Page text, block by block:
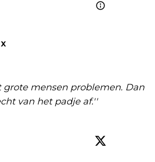
mensen problemen. Dan
van het padje af.''